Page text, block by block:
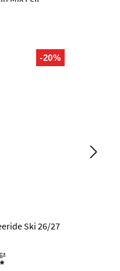
-20%
Ski 26/27